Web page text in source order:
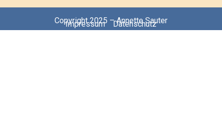
Copyright 2025 – Annette Sauter
Impressum Datenschutz